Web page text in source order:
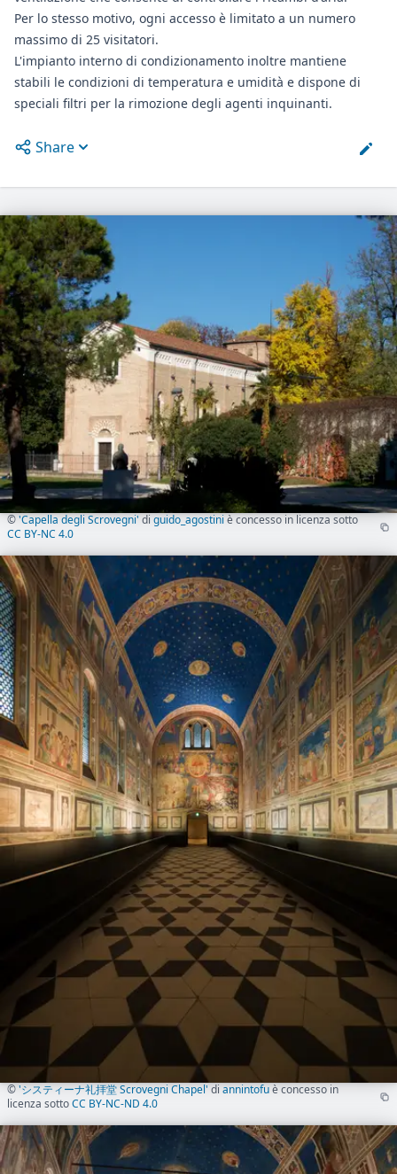
Per lo stesso motivo, ogni accesso è limitato a un numero
massimo di 25 visitatori.
L'impianto interno di condizionamento inoltre mantiene
stabili le condizioni di temperatura e umidità e dispone di
speciali filtri per la rimozione degli agenti inquinanti.
Open options
Share
©'Capella degli Scrovegni'diguido_agostiniè concesso in licenza sotto
CC BY-NC 4.0
©'システィーナ礼拝堂 Scrovegni Chapel'diannintofuè concesso in
licenza sottoCC BY-NC-ND 4.0